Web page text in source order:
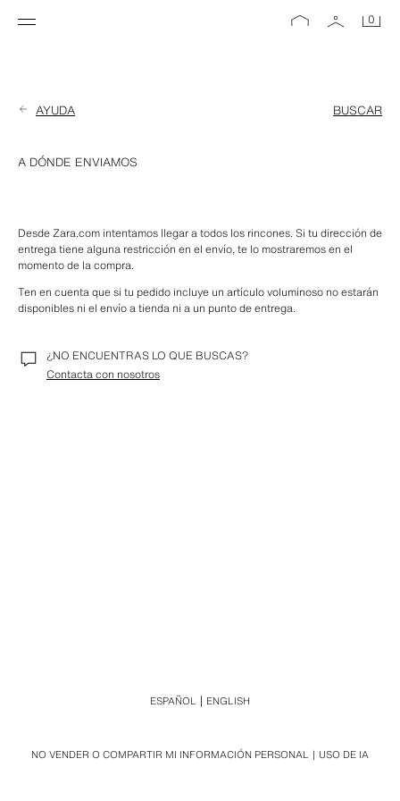
0
AYUDA BUSCAR
A DÓNDE ENVIAMOS
Desde Zara.com intentamos llegar a todos los rincones. Si tu dirección de
entrega tiene alguna restricción en el envío, te lo mostraremos en el
momento de la compra.
Ten en cuenta que si tu pedido incluye un artículo voluminoso no estarán
disponibles ni el envío a tienda ni a un punto de entrega.
¿NO ENCUENTRAS LO QUE BUSCAS?
Contacta con nosotros
NO VENDER O COMPARTIR MI INFORMACIÓN PERSONAL USO DE IA
ESPAÑOL ENGLISH